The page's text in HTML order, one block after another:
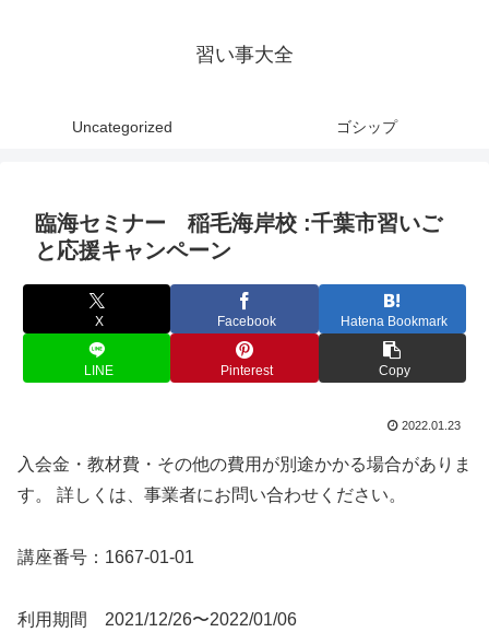
習い事大全
Uncategorized ゴシップ
臨海セミナー 稲毛海岸校 :千葉市習いご
と応援キャンペーン
X Facebook Hatena Bookmark
LINE Pinterest Copy
2022.01.23
入会金・教材費・その他の費用が別途かかる場合がありま
す。 詳しくは、事業者にお問い合わせください。
講座番号：1667-01-01
利用期間 2021/12/26〜2022/01/06